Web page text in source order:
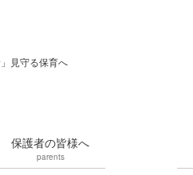
見守る保育へ
保護者の皆様へ
parents